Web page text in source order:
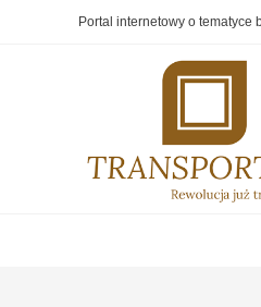
Portal internetowy o tematyce